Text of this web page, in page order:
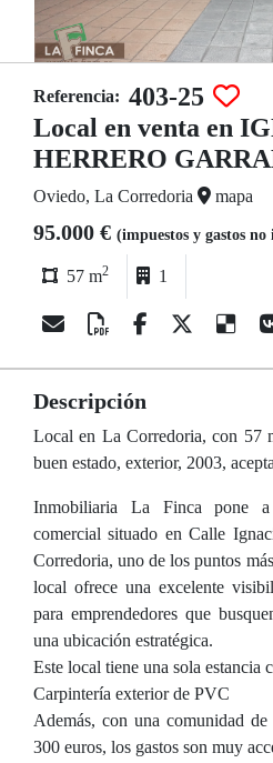
Referencia: 403-25
Local en venta en
HERRERO
Oviedo, La Corredoria mapa
95.000 € (impuestos y gastos no
57 m2 1
Descripción
Local en La Corredoria, con 57
buen estado, exterior, 2003,
Inmobiliaria La Finca pone
comercial situado en Calle
Corredoria, uno de los puntos
local ofrece una excelente
para emprendedores que
una ubicación estratégica.
Este local tiene una sola estancia
Carpintería exterior de PVC
Además, con una comunidad
300 euros, los gastos son muy